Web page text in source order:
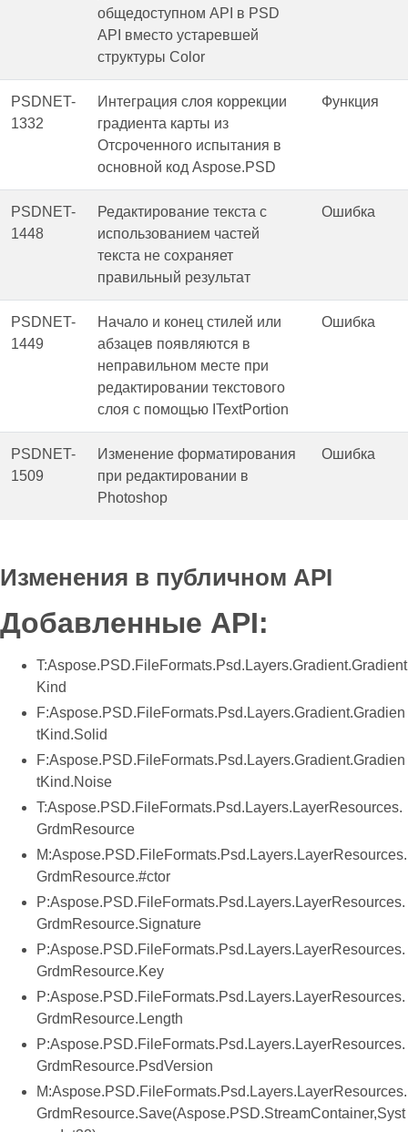
общедоступном API в PSD
API вместо устаревшей
структуры Color
PSDNET-
1332
Интеграция слоя коррекции
градиента карты из
Отсроченного испытания в
основной код Aspose.PSD
Функция
PSDNET-
1448
Редактирование текста с
использованием частей
текста не сохраняет
правильный результат
Ошибка
PSDNET-
1449
Начало и конец стилей или
абзацев появляются в
неправильном месте при
редактировании текстового
слоя с помощью ITextPortion
Ошибка
PSDNET-
1509
Изменение форматирования
при редактировании в
Photoshop
Ошибка
Изменения в публичном API
Добавленные API:
T:Aspose.PSD.FileFormats.Psd.Layers.Gradient.Gradient
Kind
F:Aspose.PSD.FileFormats.Psd.Layers.Gradient.Gradien
tKind.Solid
F:Aspose.PSD.FileFormats.Psd.Layers.Gradient.Gradien
tKind.Noise
T:Aspose.PSD.FileFormats.Psd.Layers.LayerResources.
GrdmResource
M:Aspose.PSD.FileFormats.Psd.Layers.LayerResources.
GrdmResource.#ctor
P:Aspose.PSD.FileFormats.Psd.Layers.LayerResources.
GrdmResource.Signature
P:Aspose.PSD.FileFormats.Psd.Layers.LayerResources.
GrdmResource.Key
P:Aspose.PSD.FileFormats.Psd.Layers.LayerResources.
GrdmResource.Length
P:Aspose.PSD.FileFormats.Psd.Layers.LayerResources.
GrdmResource.PsdVersion
M:Aspose.PSD.FileFormats.Psd.Layers.LayerResources.
GrdmResource.Save(Aspose.PSD.StreamContainer,Syst